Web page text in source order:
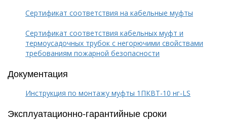
Сертификат соответствия на кабельные муфты
Сертификат соответствия кабельных муфт и
термоусадочных трубок с негорючими свойствами
требованиям пожарной безопасности
Документация
Инструкция по монтажу муфты 1ПКВТ-10 нг-LS
Эксплуатационно-гарантийные сроки